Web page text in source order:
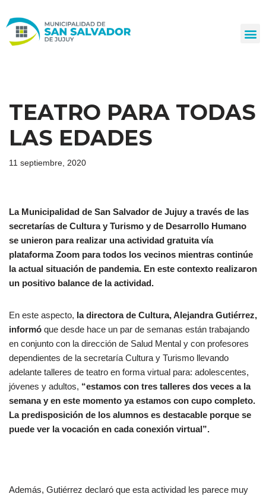
al
TEATRO PARA TODAS
LAS EDADES
11 septiembre, 2020
La Municipalidad de San Salvador de Jujuy a través de las
secretarías de Cultura y Turismo y de Desarrollo Humano
se unieron para realizar una actividad gratuita vía
plataforma Zoom para todos los vecinos mientras continúe
la actual situación de pandemia. En este contexto realizaron
un positivo balance de la actividad.
En este aspecto, la directora de Cultura, Alejandra Gutiérrez,
informó que desde hace un par de semanas están trabajando
en conjunto con la dirección de Salud Mental y con profesores
dependientes de la secretaría Cultura y Turismo llevando
adelante talleres de teatro en forma virtual para: adolescentes,
jóvenes y adultos, “estamos con tres talleres dos veces a la
semana y en este momento ya estamos con cupo completo.
La predisposición de los alumnos es destacable porque se
puede ver la vocación en cada conexión virtual”.
Además, Gutiérrez declaró que esta actividad les parece muy